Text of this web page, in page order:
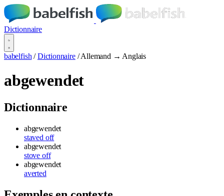
Dictionnaire
babelfish / Dictionnaire / Allemand → Anglais
abgewendet
Dictionnaire
abgewendet
staved off
abgewendet
stove off
abgewendet
averted